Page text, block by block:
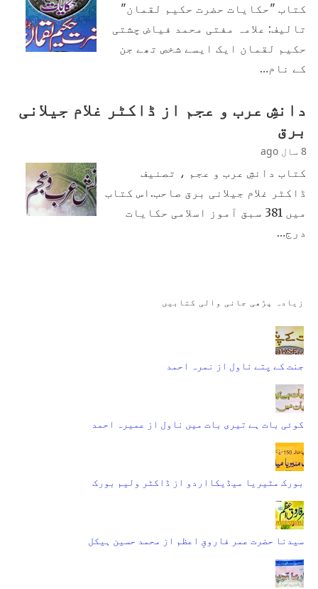
کتاب "حکایات حضرت حکیم لقمان"
تالیف: علامہ مفتی محمد فیاض چشتی
حکیم لقمان ایک ایسے شخص تھے جن
کے نام…
دانشِ عرب و عجم از ڈاکٹر غلام جیلانی
برق
8 سال ago
کتاب دانشِ عرب و عجم ، تصنیف
ڈاکٹر غلام جیلانی برق صاحب.اس کتاب
میں 381 سبق آموز اسلامی حکایات
درج…
زیادہ پڑھی جانی والی کتابیں
جنت کے پتے ناول از نمرہ احمد
کوئی بات ہے تیری بات میں ناول از عمیرہ احمد
بورک مٹیریا میڈیکااردو از ڈاکٹر ولیم بورک
سیدنا حضرت عمر فاروقِ اعظم از محمد حسین ہیکل